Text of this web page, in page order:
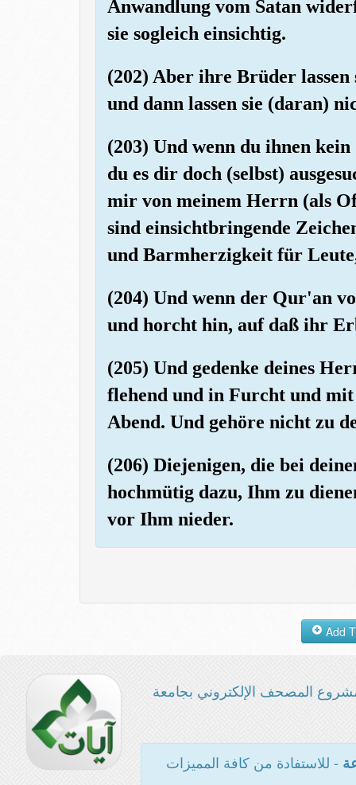
Anwandlung vom Satan
sie sogleich einsichtig.
(202) Aber ihre Brüder
und dann lassen sie (daran)
(203) Und wenn du ihnen
du es dir doch (selbst)
mir von meinem Herrn (als
sind einsichtbringende
und Barmherzigkeit für
(204) Und wenn der Qur'an
und horcht hin, auf daß ihr
(205) Und gedenke deines
flehend und in Furcht und
Abend. Und gehöre nicht zu
(206) Diejenigen, die bei
hochmütig dazu, Ihm zu
vor Ihm nieder.
المصحف الإلكتروني بجامعة
- للاستفادة من كافة المميزات